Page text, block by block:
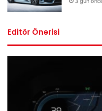
Editör Önerisi